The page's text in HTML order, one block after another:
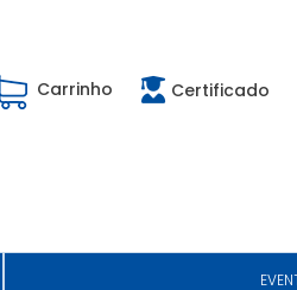
Carrinho Certificado